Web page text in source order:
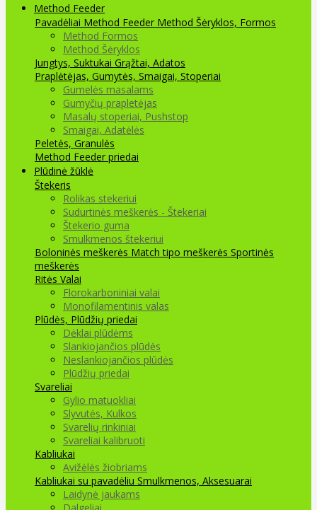
Method Feeder
Pavadėliai Method Feeder Method Šėryklos, Formos
Method Formos
Method Šėryklos
Jungtys, Suktukai Grąžtai, Adatos
Praplėtėjas, Gumytės, Smaigai, Stoperiai
Gumelės masalams
Gumyčių prapletėjas
Masalų stoperiai, Pushstop
Smaigai, Adatėlės
Peletės, Granulės
Method Feeder priedai
Plūdinė žūklė
Štekeris
Rolikas stekeriui
Sudurtinės meškerės - Štekeriai
Štekerio guma
Smulkmenos štekeriui
Boloninės meškerės Match tipo meškerės Sportinės
meškerės
Ritės Valai
Florokarboniniai valai
Monofilamentinis valas
Plūdės, Plūdžių priedai
Dėklai plūdėms
Slankiojančios plūdės
Neslankiojančios plūdės
Plūdžių priedai
Svareliai
Gylio matuokliai
Slyvutės, Kulkos
Svarelių rinkiniai
Svareliai kalibruoti
Kabliukai
Avižėlės žiobriams
Kabliukai su pavadėliu Smulkmenos, Aksesuarai
Laidynė jaukams
Dalgeliai